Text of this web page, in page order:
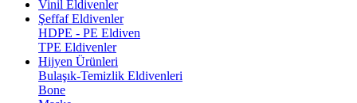
Vinil Eldivenler
Şeffaf Eldivenler
HDPE - PE Eldiven
TPE Eldivenler
Hijyen Ürünleri
Bulaşık-Temizlik Eldivenleri
Bone